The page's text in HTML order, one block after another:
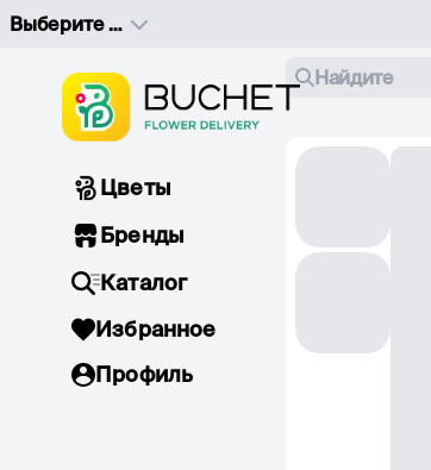
Выберите адрес доставки
Найдите
Цветы
Бренды
Каталог
Избранное
Профиль